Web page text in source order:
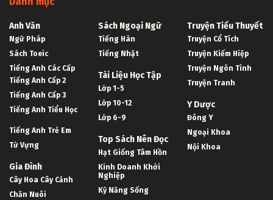
Anh Văn
Ngữ Pháp
Sách Toeic
Tiếng Anh Các Cấp
Tiếng Anh Cấp 2
Tiếng Anh Cấp 3
Tiếng Anh Tiểu Học
Tiếng Anh Trẻ Em
Từ Vựng
Gia Đình
Cây Hoa Cây Cảnh
Chăn Nuôi
Sách Ngoại Ngữ
Tiếng Hàn
Tiếng Nhật
Tài Liệu Học Tập
Lớp 1-5
Lớp 10-12
Lớp 6-9
Top Sách Nên Đọc
Hạt Giống Tâm Hồn
Kinh Doanh Khởi
Nghiệp
Kỹ Năng Sống
Truyện Tiểu Thuyết
Truyện Cổ Tích
Truyện Kiếm Hiệp
Truyện Ngôn Tình
Truyện Tranh
Y Dược
Đông Y
Ngoại Khoa
Nội Khoa